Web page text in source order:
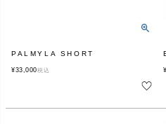
PALMYLA SHORT
¥33,000税込 ¥